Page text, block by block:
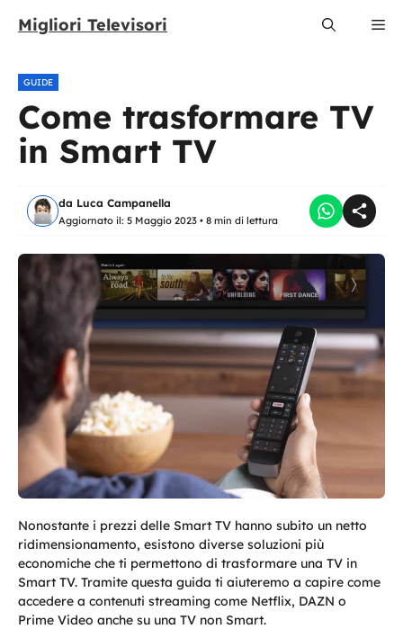
Migliori Televisori
GUIDE
Come trasformare TV
in Smart TV
da Luca Campanella
Aggiornato il: 5 Maggio 2023 • 8 min di lettura
Nonostante i prezzi delle Smart TV hanno subito un netto
ridimensionamento, esistono diverse soluzioni più
economiche che ti permettono di trasformare una TV in
Smart TV. Tramite questa guida ti aiuteremo a capire come
accedere a contenuti streaming come Netflix, DAZN o
Prime Video anche su una TV non Smart.